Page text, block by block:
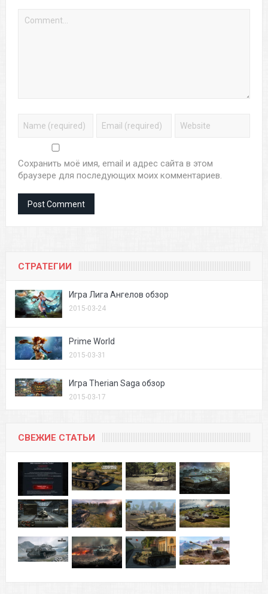
Сохранить моё имя, email и адрес сайта в этом
браузере для последующих моих комментариев.
СТРАТЕГИИ
Игра Лига Ангелов обзор
2015-03-24
Prime World
2015-03-31
Игра Therian Saga обзор
2015-03-17
СВЕЖИЕ СТАТЬИ